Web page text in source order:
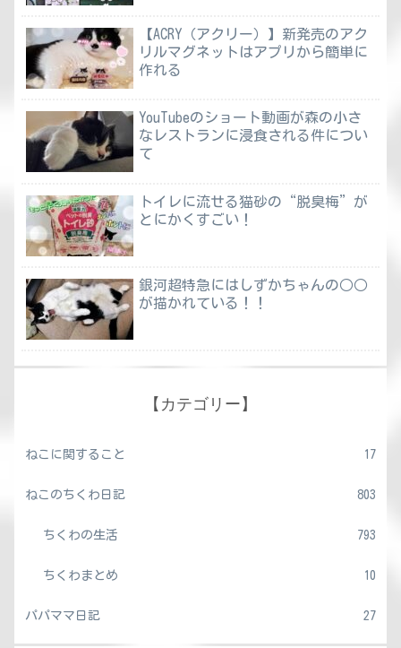
【ACRY（アクリー）】新発売のアク
リルマグネットはアプリから簡単に
作れる
YouTubeのショート動画が森の小さ
なレストランに浸食される件につい
て
トイレに流せる猫砂の“脱臭梅”が
とにかくすごい！
銀河超特急にはしずかちゃんの○○
が描かれている！！
【カテゴリー】
ねこに関すること 17
ねこのちくわ日記 803
ちくわの生活 793
ちくわまとめ 10
パパママ日記 27